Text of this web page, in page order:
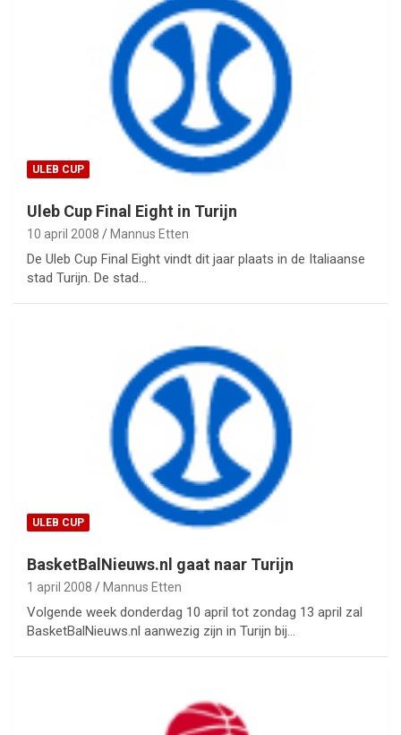
ULEB CUP
Uleb Cup Final Eight in Turijn
10 april 2008 Mannus Etten
De Uleb Cup Final Eight vindt dit jaar plaats in de Italiaanse
stad Turijn. De stad…
ULEB CUP
BasketBalNieuws.nl gaat naar Turijn
1 april 2008 Mannus Etten
Volgende week donderdag 10 april tot zondag 13 april zal
BasketBalNieuws.nl aanwezig zijn in Turijn bij…